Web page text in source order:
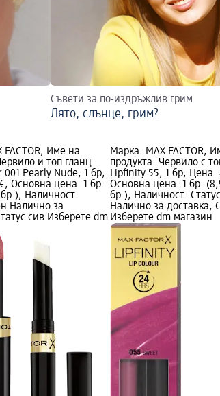
Съвети за по-издръжлив грим
Лято, слънце, грим?
FACTOR; Име на
и топ гланц
Pearly Nude, 1 бр;
Основна цена: 1 бр.
Наличност:
Налично за
сив Изберете dm
Марка: MAX FACTOR;
продукта: Червило с
Lipfinity 55, 1 бр; Цена:
Основна цена: 1 бр.
бр.); Наличност:
Налично за доставка,
Изберете dm магазин